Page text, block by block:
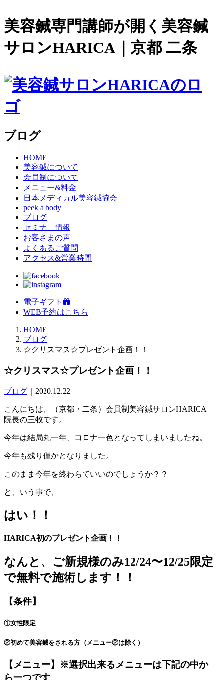
美容鍼専門講師が開く美容鍼
サロンHARICA｜京都 二条
ブログ
HOME
美容鍼について
会員制について
メニュー&料金
日本メディカル美容鍼協会
peek a body
ブログ
セミナー情報
お客さまの声
よくあるご質問
アクセス&営業時間
電子ギフト
WEB予約はこちら
HOME
ブログ
☆クリスマス☆プレゼント企画！！
☆クリスマス☆プレゼント企画！！
ブログ ｜2020.12.22
こんにちは、（京都・二条）会員制美容鍼サロンHARICA
院長の三牧です。
今年は結局丸一年、コロナ一色となってしまいましたね。
今年も残り僅かとなりました。
このまま今年を終わらていいのでしょうか？？
と、いう事で、
はい！！
HARICA初のプレゼント企画！！
なんと、 ご新規様のみ12/24〜12/25限定
で無料で施術します！！
【条件】
①女性限定
②初めて美容鍼をされる方（メニュー②は除く）
【メニュー】※選択出来るメニューは下記の中か
ら一つです